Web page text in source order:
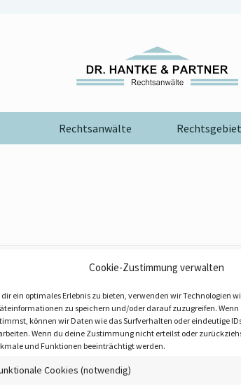
Cookie-Zustimmung verwalten
dir ein optimales Erlebnis zu bieten, verwenden wir Technologien
zu speichern und/oder darauf zuzugreifen. Wenn
können wir Daten wie das Surfverhalten oder eindeutige
Wenn du deine Zustimmung nicht erteilst oder
und Funktionen beeinträchtigt werden.
Cookies (notwendig)
Rechtsanwälte
H I J K L M N
Ba Be
Bei Bel Bes